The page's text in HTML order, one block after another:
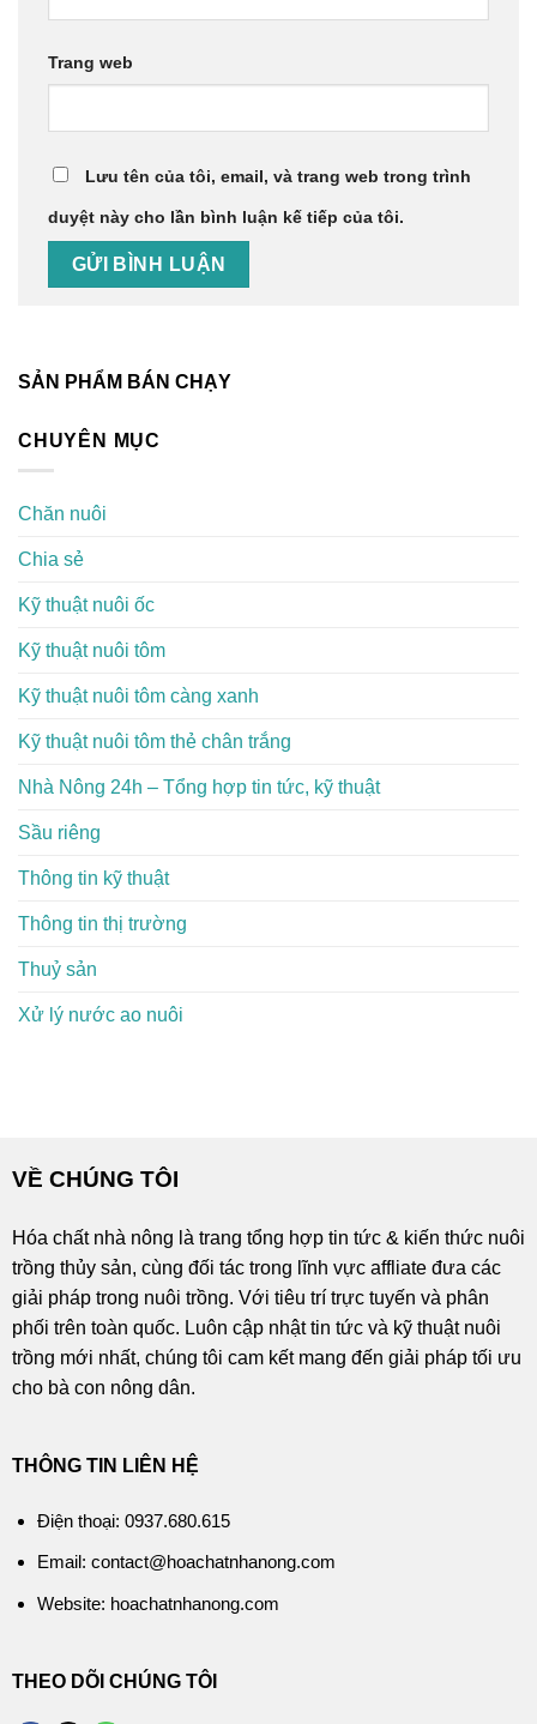
Trang web
Lưu tên của tôi, email, và trang web trong trình
duyệt này cho lần bình luận kế tiếp của tôi.
SẢN PHẨM BÁN CHẠY
CHUYÊN MỤC
Chăn nuôi
Chia sẻ
Kỹ thuật nuôi ốc
Kỹ thuật nuôi tôm
Kỹ thuật nuôi tôm càng xanh
Kỹ thuật nuôi tôm thẻ chân trắng
Nhà Nông 24h – Tổng hợp tin tức, kỹ thuật
Sầu riêng
Thông tin kỹ thuật
Thông tin thị trường
Thuỷ sản
Xử lý nước ao nuôi
VỀ CHÚNG TÔI
Hóa chất nhà nông là trang tổng hợp tin tức & kiến thức nuôi
trồng thủy sản, cùng đối tác trong lĩnh vực affliate đưa các
giải pháp trong nuôi trồng. Với tiêu trí trực tuyến và phân
phối trên toàn quốc. Luôn cập nhật tin tức và kỹ thuật nuôi
trồng mới nhất, chúng tôi cam kết mang đến giải pháp tối ưu
cho bà con nông dân.
THÔNG TIN LIÊN HỆ
Điện thoại: 0937.680.615
Email: contact@hoachatnhanong.com
Website: hoachatnhanong.com
THEO DÕI CHÚNG TÔI